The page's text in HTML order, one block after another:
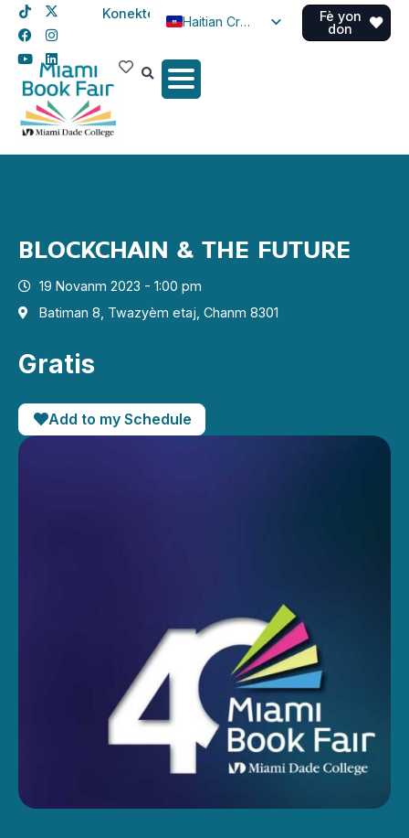
Konekte
Haitian Creole
Spanish
Fè yon
don
BLOCKCHAIN & THE FUTURE
19 Novanm 2023 - 1:00 pm
Batiman 8, Twazyèm etaj, Chanm 8301
Gratis
Add to my Schedule